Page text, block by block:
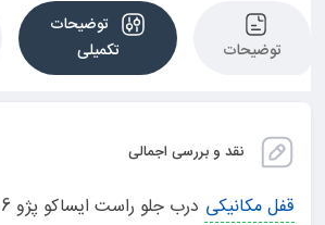
توضیحات
توضیحات
تکمیلی
نقد و بررسی اجمالی
قفل مکانیکی درب جلو راست ایساکو پژو 206 207 رانا